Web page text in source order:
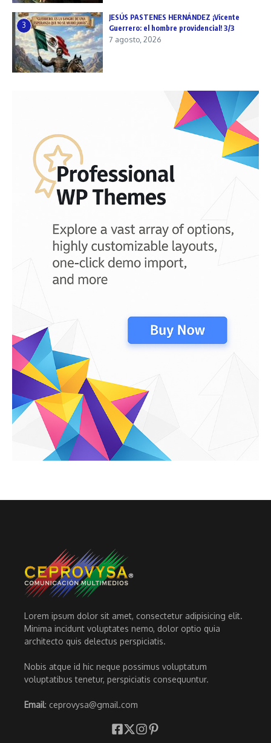
3
JESÚS PASTENES HERNÁNDEZ ¡Vicente
Guerrero: el hombre providencial! 3/3
7 agosto, 2026
Lorem ipsum dolor sit amet, consectetur adipisicing elit.
Minima incidunt voluptates nemo, dolor optio quia
architecto quis delectus perspiciatis.
Nobis atque id hic neque possimus voluptatum
voluptatibus tenetur, perspiciatis consequuntur.
Email: ceprovysa@gmail.com